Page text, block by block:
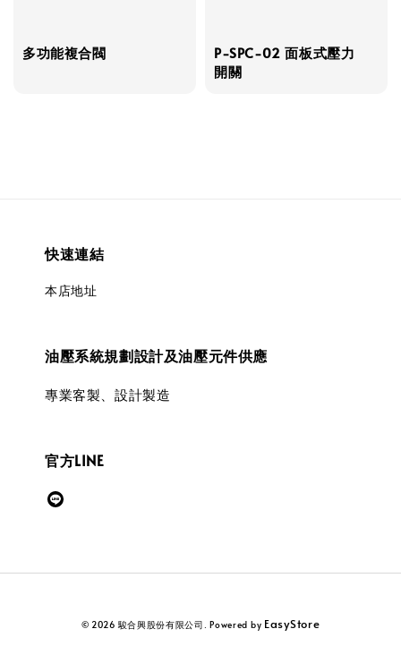
多功能複合閥
P-SPC-02 面板式壓力
開關
快速連結
本店地址
油壓系統規劃設計及油壓元件供應
專業客製、設計製造
官方LINE
© 2026 駿合興股份有限公司. Powered by EasyStore